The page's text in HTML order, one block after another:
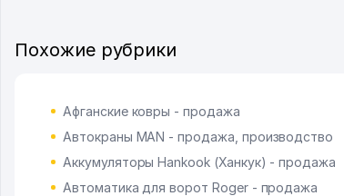
Похожие рубрики
Афганские ковры - продажа
Автокраны MAN - продажа, производство
Аккумуляторы Hankook (Ханкук) - продажа
Автоматика для ворот Roger - продажа